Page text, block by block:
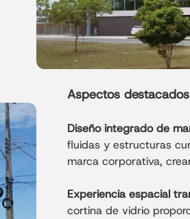
Aspectos
Diseño integrado de
fluidas y estructuras
marca corporativa,
Experiencia espacial
cortina de vidrio